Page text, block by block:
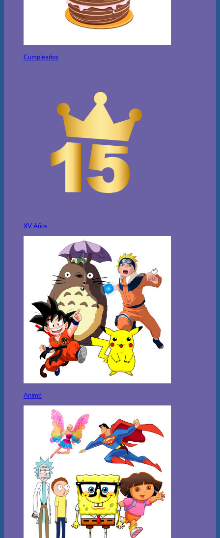
Cumpleaños
XV Años
Animé